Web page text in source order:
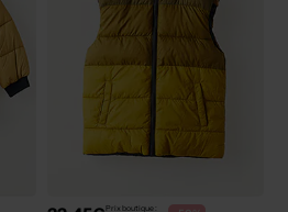
Prix boutique :